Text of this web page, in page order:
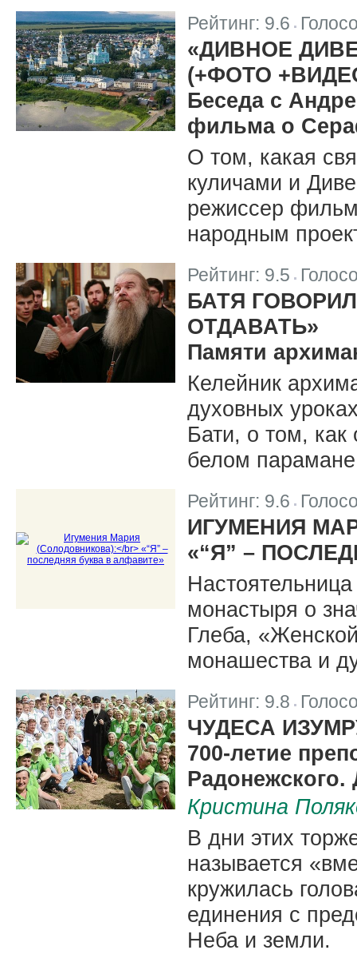
Рейтинг: 9.6 |
«ДИВНОЕ
(+ФОТО
Беседа с
фильма о
О том, какая
куличами и
режиссер
народным
Рейтинг: 9.5 |
БАТЯ
ОТДАВАТЬ»
Памяти
Келейник
духовных
Бати, о том,
белом
Рейтинг: 9.6 |
ИГУМЕНИЯ
«“Я” –
монастыря о
Глеба,
монашества и
Рейтинг: 9.8
ЧУДЕСА
700-летие
Радонежского.
Кристина
В дни этих
называется
кружилась
единения с
Неба и земли.